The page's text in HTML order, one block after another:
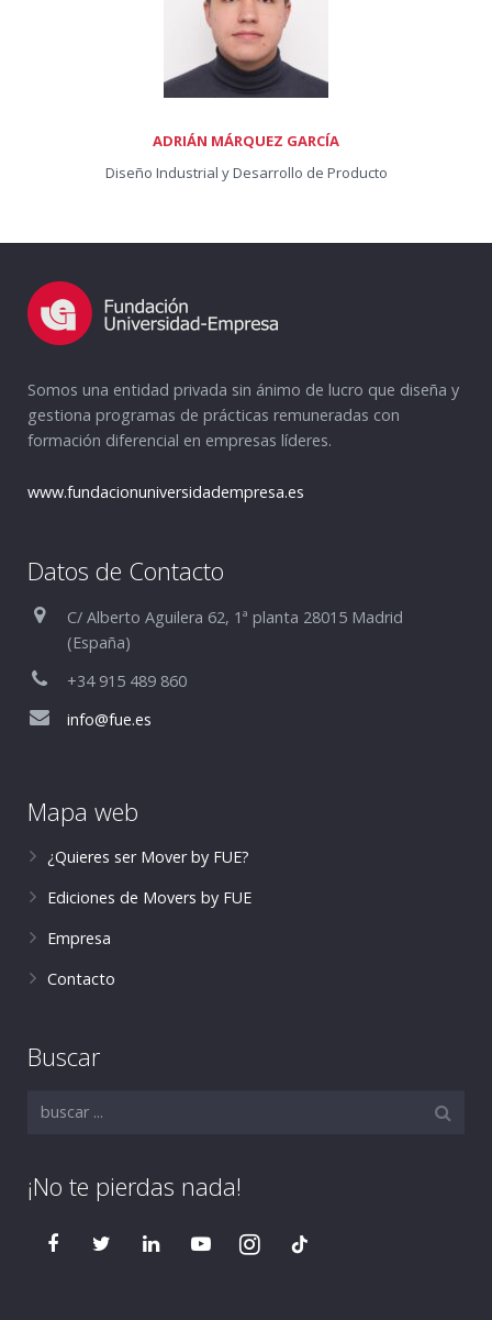
ADRIÁN MÁRQUEZ GARCÍA
Diseño Industrial y Desarrollo de Producto
Somos una entidad privada sin ánimo de lucro que diseña y
gestiona programas de prácticas remuneradas con
formación diferencial en empresas líderes.
www.fundacionuniversidadempresa.es
Datos de Contacto
C/ Alberto Aguilera 62, 1ª planta 28015 Madrid
(España)
+34 915 489 860
info@fue.es
Mapa web
¿Quieres ser Mover by FUE?
Ediciones de Movers by FUE
Empresa
Contacto
Buscar
¡No te pierdas nada!
tiktok